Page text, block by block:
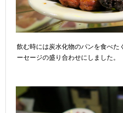
飲む時には炭水化物のパンを食べた
ーセージの盛り合わせにしました。